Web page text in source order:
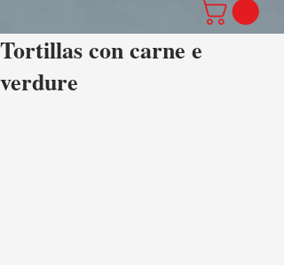
Tortillas con carne e
verdure